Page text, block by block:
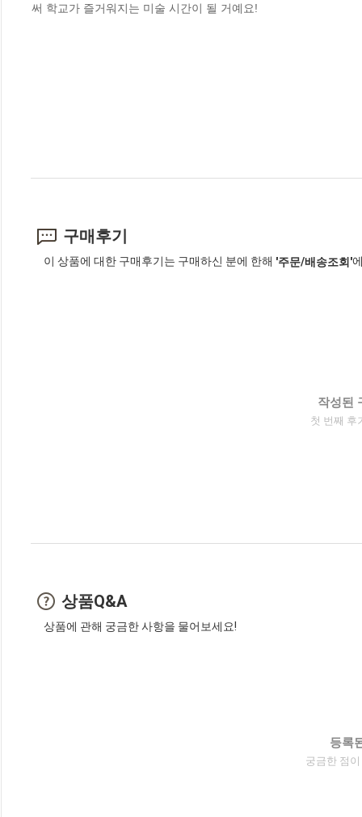
써 학교가 즐거워지는 미술 시간이 될 거예요!
구매후기
이 상품에 대한 구매후기는 구매하신 분에 한해 '주문/배송조회'
작성된
첫 번째 후
상품Q&A
상품에 관해 궁금한 사항을 물어보세요!
등록
궁금한 점